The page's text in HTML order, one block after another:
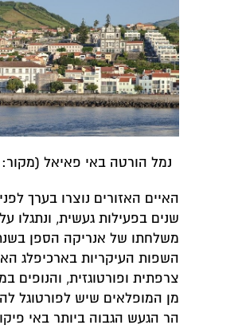
נמל הורטה באי פאיאל (מקור: pixabay)
שנים בפעילות געשית, ונתגלו על
השפות העיקריות בארכיפלג
צרפתית ופורטוגזית, והנופים
מן המופלאים שיש לפורטוגל